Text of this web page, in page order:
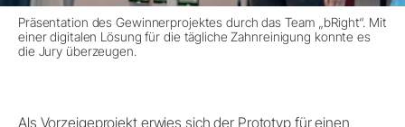
Präsentation des Gewinnerprojektes durch das Team „bRight“. Mit
einer digitalen Lösung für die tägliche Zahnreinigung konnte es
die Jury überzeugen.
Als Vorzeigeprojekt erwies sich der Prototyp für einen